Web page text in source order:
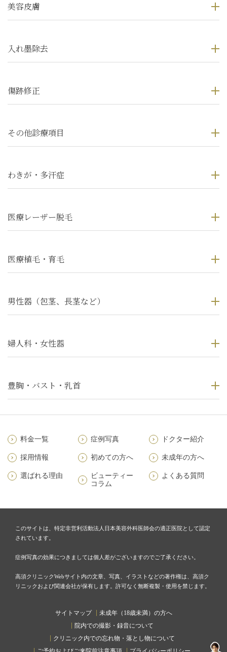
美容皮膚
入れ墨除去
傷跡修正
その他診療項目
わきが・多汗症
医療レーザー脱毛
医療植毛・育毛
男性器（包茎、長茎など）
婦人科・女性器
豊胸・バスト・乳首
料金一覧 症例写真 ドクター紹介
採用情報 初めての方へ 未成年の方へ
選ばれる理由
ビューティー
コラム
よくある質問
このサイトは、特定非営利活動法人日本美容外科医師会の適正医院として認定
されています。
症例写真の効果につきましては個人差がございますのでご了承ください。
高須クリニックWebサイト内の文章、写真、イラストなどの著作権は、高須ク
リニックおよび関連会社が保有します。許可なく無断複製・使用を禁じます。
サイトマップ
未成年（18歳未満）の方へ
院内での撮影・録音について
クリニック内での忘れ物・落とし物について